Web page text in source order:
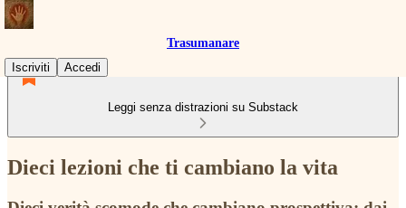
Trasumanare
Iscriviti
Accedi
Leggi senza distrazioni su Substack
Dieci lezioni che ti cambiano la vita